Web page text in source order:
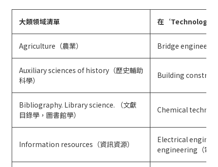
大類領域清單 在‘Technology”
Agriculture（農業） Bridge
Auxiliary sciences of history（歷史輔助
科學）
Building
Bibliography. Library science. （文獻
目錄學，圖書館學）
Chemical
Information resources（資訊資源）
Electrical
engineering（電機